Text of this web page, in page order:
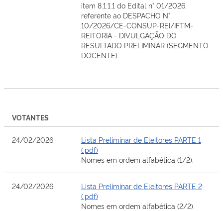
item 8.1.1.1 do Edital n° 01/2026,
referente ao DESPACHO N°
10/2026/CE-CONSUP-REI/IFTM-
REITORIA - DIVULGAÇÃO DO
RESULTADO PRELIMINAR (SEGMENTO
DOCENTE).
VOTANTES
24/02/2026
Lista Preliminar de Eleitores PARTE 1
(.pdf)
Nomes em ordem alfabética (1/2).
24/02/2026
Lista Preliminar de Eleitores PARTE 2
(.pdf)
Nomes em ordem alfabética (2/2).